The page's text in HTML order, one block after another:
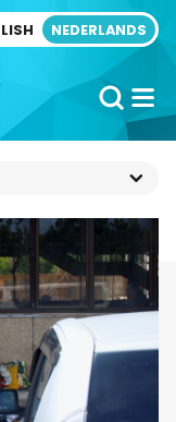
NEDERLANDS